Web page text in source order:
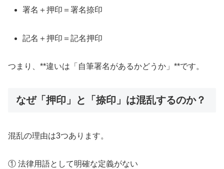
署名＋押印＝署名捺印
記名＋押印＝記名押印
つまり、**違いは「自筆署名があるかどうか」**です。
なぜ「押印」と「捺印」は混乱するのか？
混乱の理由は3つあります。
① 法律用語として明確な定義がない